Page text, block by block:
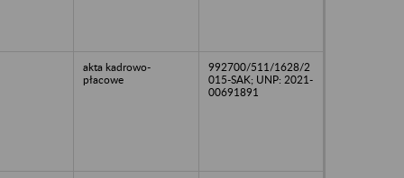
akta kadrowo-
płacowe
992700/511/1628/2
015-SAK; UNP: 2021-
00691891